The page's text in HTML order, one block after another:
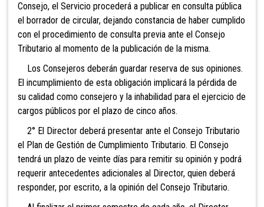
Consejo, el Servicio procederá a publicar en consulta pública
el borrador de circular, dejando constancia de haber cumplido
con el procedimiento de consulta previa ante el Consejo
Tributario al momento de la publicación de la misma.
Los Consejeros deberán guardar reserva de sus opiniones.
El incumplimiento de esta obligación implicará la pérdida de
su calidad como consejero y la inhabilidad para el ejercicio de
cargos públicos por el plazo de cinco años.
2° El Director deberá presentar ante el Consejo Tributario
el Plan de Gestión de Cumplimiento Tributario. El Consejo
tendrá un plazo de veinte días para remitir su opinión y podrá
requerir antecedentes adicionales al Director, quien deberá
responder, por escrito, a la opinión del Consejo Tributario.